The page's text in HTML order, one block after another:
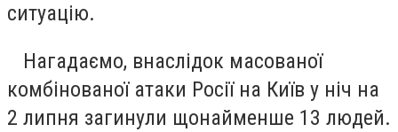
ситуацію.
Нагадаємо, внаслідок масованої
комбінованої атаки Росії на Київ у ніч на
2 липня загинули щонайменше 13 людей.